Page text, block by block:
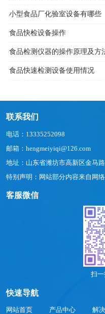
小型食品厂化验室设备有哪些
食品快检设备操作
食品检测仪器的操作原理及方
食品快速检测设备使用情况
联系我们
电话：13335252098
邮箱：hengmeiyiqi@126.com
地址：山东省潍坊市高新区金马
特别声明：网站部分内容来自网
客服微信
扫
快速导航
网站首页 产品中心 解